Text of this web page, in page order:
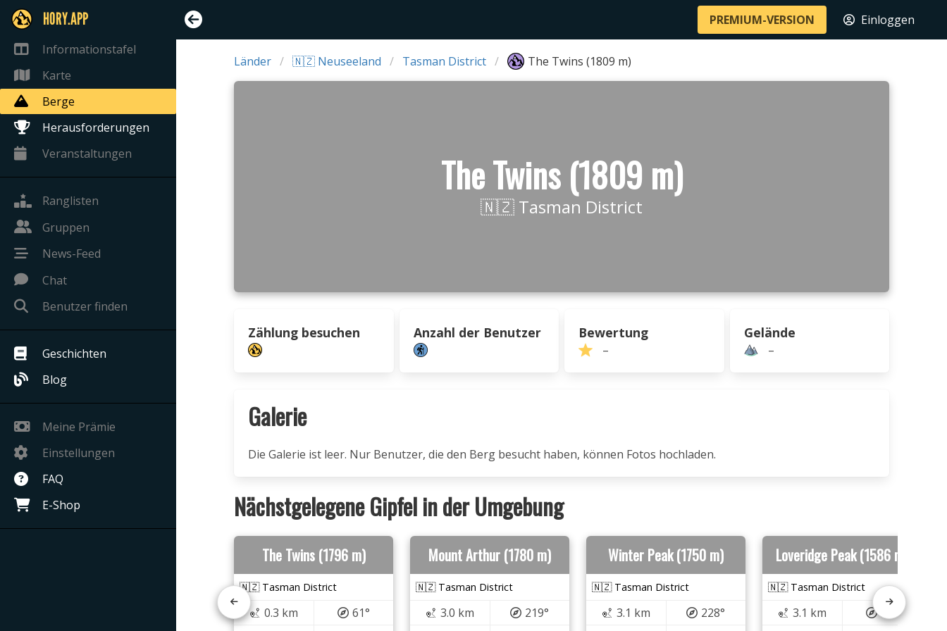
HORY.APP
Informationstafel
Karte
Berge
Herausforderungen
Veranstaltungen
Ranglisten
Gruppen
News-Feed
Chat
Benutzer finden
Geschichten
Blog
Meine Prämie
Einstellungen
FAQ
E-Shop
PREMIUM-VERSION Einloggen
Länder 🇳🇿 Neuseeland Tasman District The Twins (1809 m)
The Twins (1809 m)
🇳🇿 Tasman District
Zählung besuchen Anzahl der Benutzer Bewertung
–
Gelände
–
Galerie
Die Galerie ist leer. Nur Benutzer, die den Berg besucht haben, können Fotos hochladen.
Nächstgelegene Gipfel in der Umgebung
The Twins (1796 m)
🇳🇿 Tasman District
0.3 km
61°
Mount Arthur (1780 m)
🇳🇿 Tasman District
3.0 km
219°
Winter Peak (1750 m)
🇳🇿 Tasman District
3.1 km
228°
Loveridge Peak (1586 m)
🇳🇿 Tasman District
3.1 km
51°